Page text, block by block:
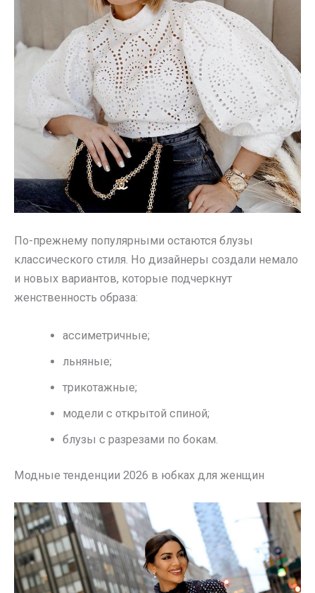
По-прежнему популярными остаются блузы
классического стиля. Но дизайнеры создали немало
и новых вариантов, которые подчеркнут
женственность образа:
ассиметричные;
льняные;
трикотажные;
модели с открытой спиной;
блузы с разрезами по бокам.
Модные тенденции 2026 в юбках для женщин